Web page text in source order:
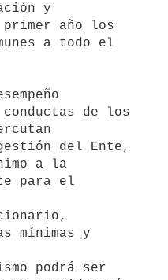
y
año los
a todo el
de los
del Ente,
a la
para el
mínimas y
podrá ser